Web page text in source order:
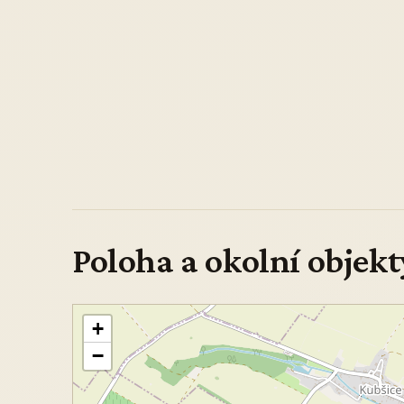
Poloha a okolní
+
−